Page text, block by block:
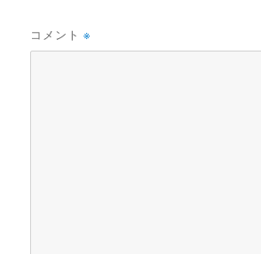
コメント※